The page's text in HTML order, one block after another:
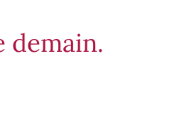
demain.